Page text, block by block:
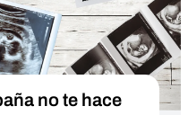
no te hace